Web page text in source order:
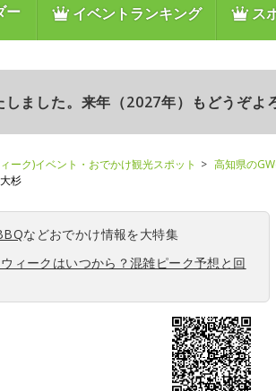
ー イベントランキング ス
ました。来年（2027年）もどうぞよ
ーク)イベント・おでかけ観光スポット
高知県の
杉
などおでかけ情報を大特集
ィークはいつから？混雑ピーク予想と回